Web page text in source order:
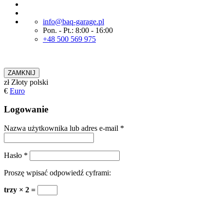
info@baq-garage.pl
Pon. - Pt.: 8:00 - 16:00
+48 500 569 975
ZAMKNIJ
zł Złoty polski
€ Euro
Logowanie
Nazwa użytkownika lub adres e-mail *
Hasło *
Proszę wpisać odpowiedź cyframi:
trzy × 2 =